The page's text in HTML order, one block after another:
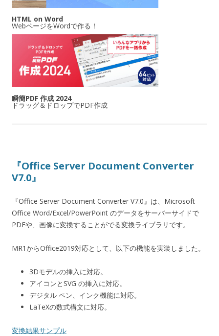
HTML on Word
WebページをWordで作る！
瞬簡PDF 作成 2024
ドラッグ＆ドロップでPDF作成
『Office Server Document Converter
V7.0』
『Office Server Document Converter V7.0』は、Microsoft
Office Word/Excel/PowerPoint のデータをサーバーサイドで
PDFや、画像に変換することがでる変換ライブラリです。
MR1からOffice2019対応として、以下の機能を実装しました。
3Dモデルの挿入に対応。
アイコンとSVG の挿入に対応。
デジタル ペン、インク機能に対応。
LaTeXの数式構文に対応。
変換結果サンプル